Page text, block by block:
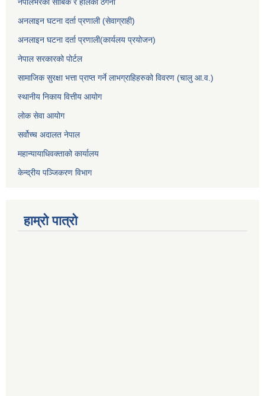
नेपालभरका साबिक र हालका ठेगना
अनलाइन घटना दर्ता प्रणाली (सेवाग्राही)
अनलाइन घटना दर्ता प्रणाली(कार्यलय प्रयोजन)
नेपाल सरकारको पोर्टल
सामाजिक सुरक्षा भत्ता प्राप्त गर्ने लाभग्राहिहरुको विवरण (चालु आ.व.)
स्थानीय निकाय वित्तीय आयोग
लोक सेवा आयोग
सर्वोच्च अदालत नेपाल
महान्यायाधिवक्ताको कार्यालय
केन्द्रीय पञ्जिकरण विभाग
हाम्रो पात्रो